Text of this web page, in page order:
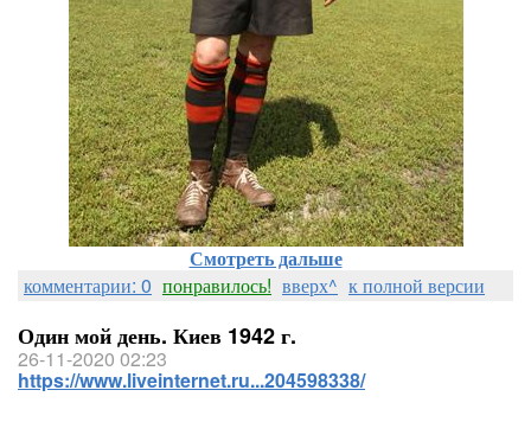
Смотреть дальше
комментарии: 0 понравилось! вверх^ к полной версии
Один мой день. Киев 1942 г.
26-11-2020 02:23
https://www.liveinternet.ru...204598338/